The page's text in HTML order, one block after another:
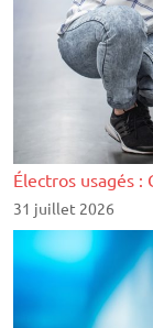
Électros usagés :
31 juillet 2026